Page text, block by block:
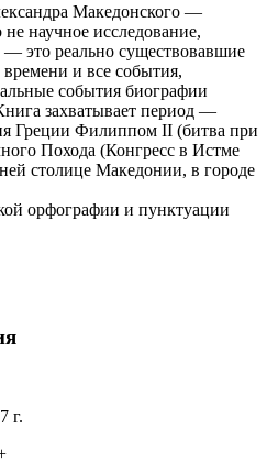
Македонского —
научное исследование,
— это реально существовавшие
и все события,
события биографии
захватывает период —
Греции Филиппом II (битва при
Похода (Конгресс в Истме
столице Македонии, в городе
орфографии и пунктуации
г.